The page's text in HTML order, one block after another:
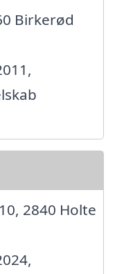
Birkerød
2840 Holte